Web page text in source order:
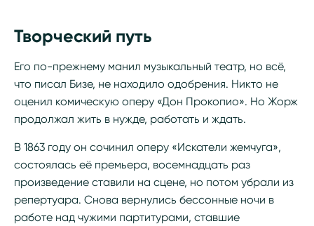
Творческий путь
Его по-прежнему манил музыкальный театр, но всё,
что писал Бизе, не находило одобрения. Никто не
оценил комическую оперу «Дон Прокопио». Но Жорж
продолжал жить в нужде, работать и ждать.
В 1863 году он сочинил оперу «Искатели жемчуга»,
состоялась её премьера, восемнадцать раз
произведение ставили на сцене, но потом убрали из
репертуара. Снова вернулись бессонные ночи в
работе над чужими партитурами, ставшие